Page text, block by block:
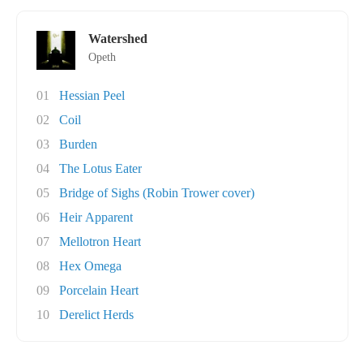
Watershed
Opeth
01
Hessian Peel
02
Coil
03
Burden
04
The Lotus Eater
05
Bridge of Sighs (Robin Trower cover)
06
Heir Apparent
07
Mellotron Heart
08
Hex Omega
09
Porcelain Heart
10
Derelict Herds